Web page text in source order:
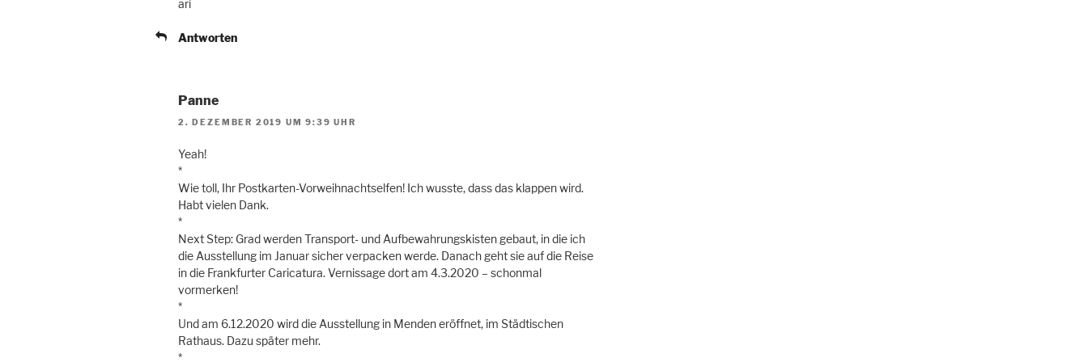
ari
Antworten
Panne
2. DEZEMBER 2019 UM 9:39 UHR
Yeah!
*
Wie toll, Ihr Postkarten-Vorweihnachtselfen! Ich wusste, dass das klappen wird.
Habt vielen Dank.
*
Next Step: Grad werden Transport- und Aufbewahrungskisten gebaut, in die ich
die Ausstellung im Januar sicher verpacken werde. Danach geht sie auf die Reise
in die Frankfurter Caricatura. Vernissage dort am 4.3.2020 – schonmal
vormerken!
*
Und am 6.12.2020 wird die Ausstellung in Menden eröffnet, im Städtischen
Rathaus. Dazu später mehr.
*